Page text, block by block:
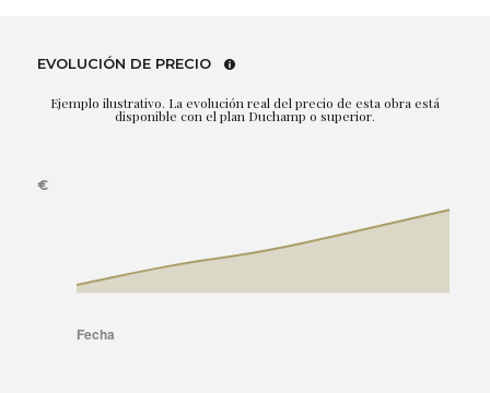
EVOLUCIÓN DE PRECIO
Ejemplo ilustrativo. La evolución real del precio de esta obra está
disponible con el plan Duchamp o superior.